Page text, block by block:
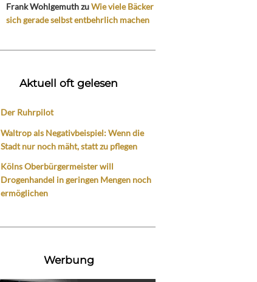
Frank WohlgemuthzuWie viele Bäcker
sich gerade selbst entbehrlich machen
Aktuell oft gelesen
Der Ruhrpilot
Waltrop als Negativbeispiel: Wenn die
Stadt nur noch mäht, statt zu pflegen
Kölns Oberbürgermeister will
Drogenhandel in geringen Mengen noch
ermöglichen
Werbung